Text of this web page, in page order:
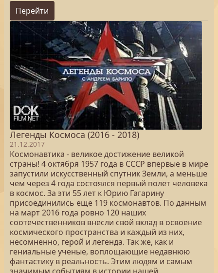
Перейти
Легенды Космоса (2016 - 2018)
21.12.2017
Космонавтика - великое достижение великой
страны! 4 октября 1957 года в СССР впервые в мире
запустили искусственный спутник Земли, а меньше
чем через 4 года состоялся первый полет человека
в космос. За эти 55 лет к Юрию Гагарину
присоединились еще 119 космонавтов. По данным
на март 2016 года ровно 120 наших
соотечественников внесли свой вклад в освоение
космического пространства и каждый из них,
несомненно, герой и легенда. Так же, как и
гениальные ученые, воплощающие недавнюю
фантастику в реальность. Этим людям и самым